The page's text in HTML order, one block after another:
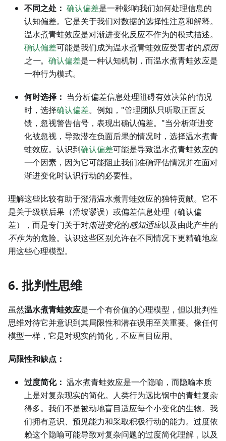
不同之处： 确认偏差是一种影响我们如何处理信息的
认知偏差。它是关于我们对数据的选择性注意和解释。
温水煮青蛙效应是对渐进变化反应不作为的模式描述。
确认偏差可能是我们成为温水煮青蛙效应受害者的原因
之一。 确认偏差是一种认知机制，而温水煮青蛙效应是
一种行为模式。
何时选择： 当分析偏差信息处理阻碍有效决策的情况
时，选择确认偏差。例如，"管理团队只听取正面反
馈，忽视警告信号，表现出确认偏差。"当分析渐进变
化被忽视，导致潜在负面后果的情况时，选择温水煮青
蛙效应。认识到确认偏差可能是导致温水煮青蛙效应的
一个因素，因为它可能阻止我们准确评估情况并在面对
渐进变化时认识行动的必要性。
理解这些比较有助于澄清温水煮青蛙效应的独特贡献。它不
是关于级联后果（滑坡谬误）或偏差信息处理（确认偏
差），而是专门关于对渐进变化的感知适应以及由此产生的
不作为的危险。认识这些区别允许在不同情况下更精确地应
用这些心理模型。
6. 批判性思维
虽然温水煮青蛙效应是一个有价值的心理模型，但以批判性
思维对待它并意识到其局限性和潜在误用至关重要。像任何
模型一样，它是对现实的简化，不应盲目应用。
局限性和缺点：
过度简化： 温水煮青蛙效应是一个隐喻，而隐喻本质
上是对复杂现实的简化。人类行为远比锅中的青蛙复杂
得多。我们不是被动地盲目适应每个小变化的生物。我
们拥有意识、预见能力和采取积极行动的能力。过度依
赖这个隐喻可能导致对复杂问题的过度简化理解，以及